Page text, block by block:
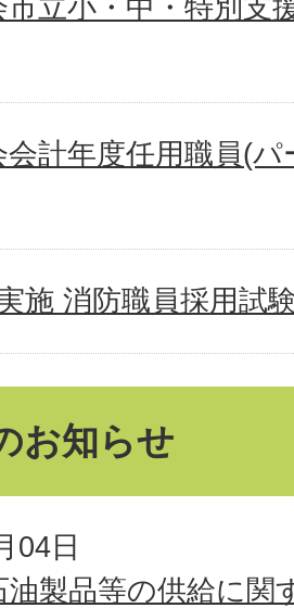
会計年度任用職員(
施 消防職員採用試
お知らせ
04日
油製品等の供給に関